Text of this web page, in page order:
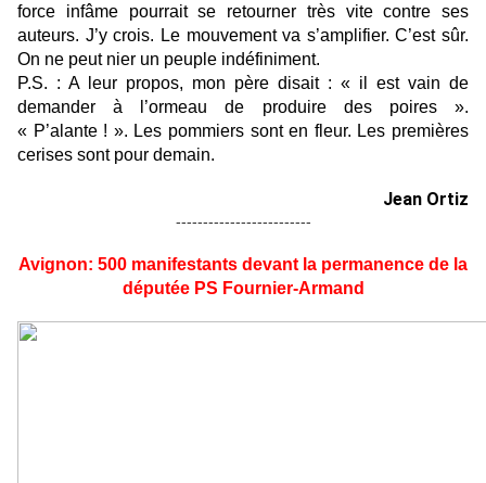
force infâme pourrait se retourner très vite contre ses
auteurs. J’y crois. Le mouvement va s’amplifier. C’est sûr.
On ne peut nier un peuple indéfiniment.
P.S. : A leur propos, mon père disait : « il est vain de
demander à l’ormeau de produire des poires ».
« P’alante ! ». Les pommiers sont en fleur. Les premières
cerises sont pour demain.
Jean Ortiz
-------------------------
Avignon: 500 manifestants devant la permanence de la
députée PS Fournier-Armand